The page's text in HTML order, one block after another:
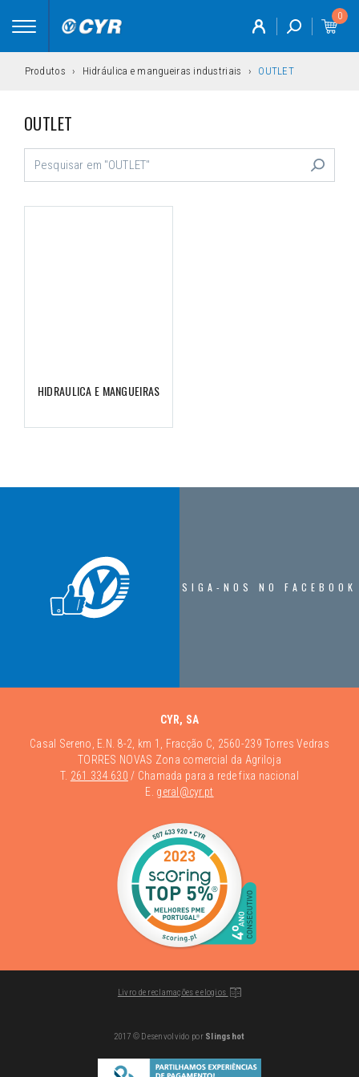
Toggle
0
Produtos Hidráulica e mangueiras industriais OUTLET
OUTLET
HIDRAULICA E MANGUEIRAS
SIGA-NOS NO FACEBOOK
CYR, SA
Casal Sereno, E.N. 8-2, km 1, Fracção C, 2560-239 Torres Vedras
TORRES NOVAS Zona comercial da Agriloja
T. 261 334 630 / Chamada para a rede fixa nacional
E. geral@cyr.pt
Livro de reclamações e elogios
2017 © Desenvolvido por Slingshot